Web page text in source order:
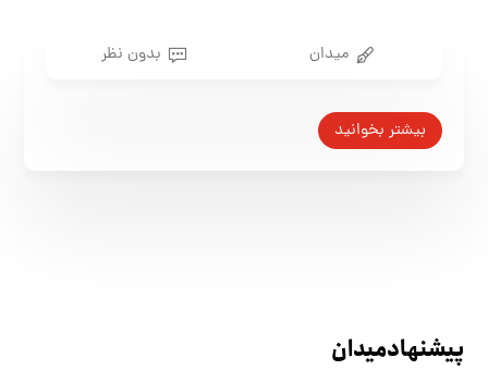
میدان بدون نظر
بیشتر بخوانید
پیشنهاد میدان